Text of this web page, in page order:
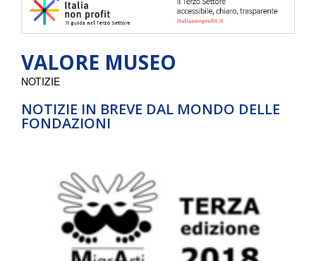
VALORE MUSEO
NOTIZIE IN BREVE DAL MONDO DELLE
FONDAZIONI
NOTIZIE